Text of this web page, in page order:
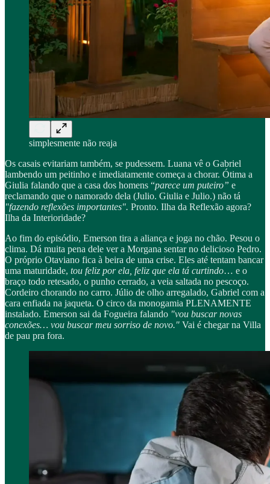
simplesmente não reaja
Os casais evitariam também, se pudessem. Luana vê o Gabriel
lambendo um peitinho e imediatamente começa a chorar. Ótima a
Giulia falando que a casa dos homens “parece um puteiro” e
reclamando que o namorado dela (Julio. Giulia e Julio.) não tá
"fazendo reflexões importantes". Pronto. Ilha da Reflexão agora?
Ilha da Interioridade?
Ao fim do episódio, Emerson tira a aliança e joga no chão. Pesou o
clima. Dá muita pena dele ver a Morgana sentar no delicioso Pedro.
O próprio Otaviano fica à beira de uma crise. Eles até tentam bancar
uma maturidade, tou feliz por ela, feliz que ela tá curtindo… e o
braço todo retesado, o punho cerrado, a veia saltada no pescoço.
Cordeiro chorando no carro. Júlio de olho arregalado, Gabriel com a
cara enfiada na jaqueta. O circo da monogamia PLENAMENTE
instalado. Emerson sai da Fogueira falando "vou buscar novas
conexões… vou buscar meu sorriso de novo." Vai é chegar na Villa
de pau pra fora.